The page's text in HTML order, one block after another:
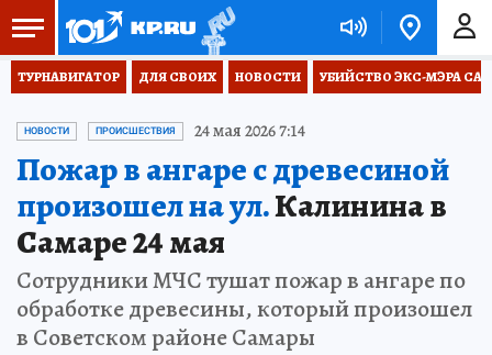
ТУРНАВИГАТОР ДЛЯ СВОИХ НОВОСТИ УБИЙСТВО ЭКС-МЭРА
НОВОСТИ ПРОИСШЕСТВИЯ 24 мая 2026 7:14
Пожар в ангаре с древесиной
произошел на ул.Калинина в
Самаре 24 мая
Сотрудники МЧС тушат пожар в ангаре по
обработке древесины, который произошел
в Советском районе Самары